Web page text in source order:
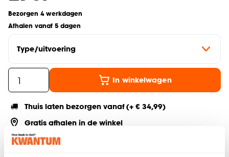
Bezorgen 4 werkdagen
Afhalen vanaf 5 dagen
Type/uitvoering
In winkelwagen
Thuis laten bezorgen vanaf (+ € 34,99)
Gratis afhalen in de winkel
Altijd de laagste prijs